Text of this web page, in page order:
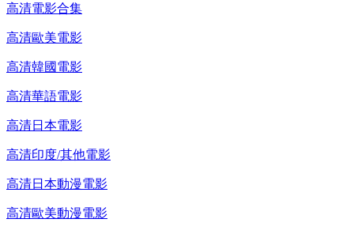
高清電影合集
高清歐美電影
高清韓國電影
高清華語電影
高清日本電影
高清印度/其他電影
高清日本動漫電影
高清歐美動漫電影